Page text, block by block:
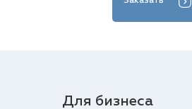
Для бизнеса